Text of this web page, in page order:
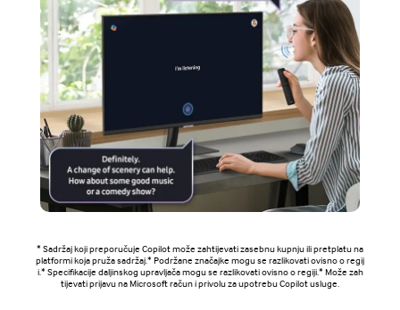
* Sadržaj koji preporučuje Copilot može zahtijevati zasebnu kupnju ili pretplatu na
platformi koja pruža sadržaj.* Podržane značajke mogu se razlikovati ovisno o regij
i.* Specifikacije daljinskog upravljača mogu se razlikovati ovisno o regiji.* Može zah
tijevati prijavu na Microsoft račun i privolu za upotrebu Copilot usluge.